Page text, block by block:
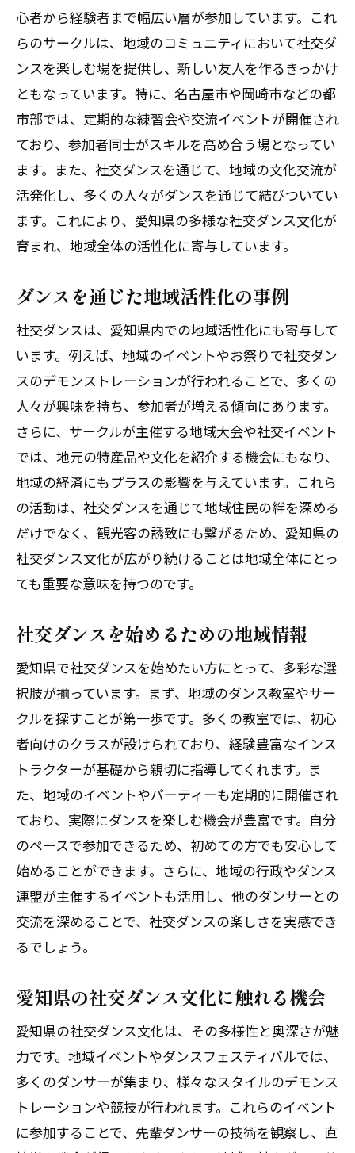
コミュニティの絆を深めるダンスの力
愛知県の学校での社交ダンス教育
地域密着型の社交ダンスクラブの活動
社交ダンスを通じた地域貢献の形
地域社会とのつながりを築くダンス文化
音楽と一体となる楽しさ愛知県の社交ダンス
の世界
社交ダンスで使用される音楽の特徴
音楽とステップの調和の重要性
愛知県の社交ダンスフェスティバル
ダンスによって表現される音楽の世界
愛知県の音楽とダンスの歴史的背景
愛知県で社交ダンスがもたらす新しい交流の
場を広げよう
社交ダンスを通じた地域交流の事例
愛知県のダンスイベント情報
新しい交流方法としての社交ダンス
社交ダンスが生む新たなコミュニティの
形
愛知県でのダンスによる文化交流の促進
社交ダンスがもたらす新たなネットワー
愛知県社交ダンスの歴史と未来へ向けた文化
の広がり
愛知県の社交ダンスの歴史的変遷
未来を見据えた社交ダンス文化の展望
社交ダンスが果たす文化的意義
愛知県における社交ダンスの進化
次世代に繋ぐ社交ダンスの魅力
社交ダンスが導く愛知の未来
心者から経験者まで幅広い層が参加しています。これ
らのサークルは、地域のコミュニティにおいて社交ダ
ンスを楽しむ場を提供し、新しい友人を作るきっかけ
ともなっています。特に、名古屋市や岡崎市などの都
市部では、定期的な練習会や交流イベントが開催され
ており、参加者同士がスキルを高め合う場となってい
ます。また、社交ダンスを通じて、地域の文化交流が
活発化し、多くの人々がダンスを通じて結びついてい
ます。これにより、愛知県の多様な社交ダンス文化が
育まれ、地域全体の活性化に寄与しています。
ダンスを通じた地域活性化の事例
社交ダンスは、愛知県内での地域活性化にも寄与して
います。例えば、地域のイベントやお祭りで社交ダン
スのデモンストレーションが行われることで、多くの
人々が興味を持ち、参加者が増える傾向にあります。
さらに、サークルが主催する地域大会や社交イベント
では、地元の特産品や文化を紹介する機会にもなり、
地域の経済にもプラスの影響を与えています。これら
の活動は、社交ダンスを通じて地域住民の絆を深める
だけでなく、観光客の誘致にも繋がるため、愛知県の
社交ダンス文化が広がり続けることは地域全体にとっ
ても重要な意味を持つのです。
社交ダンスを始めるための地域情報
愛知県で社交ダンスを始めたい方にとって、多彩な選
択肢が揃っています。まず、地域のダンス教室やサー
クルを探すことが第一歩です。多くの教室では、初心
者向けのクラスが設けられており、経験豊富なインス
トラクターが基礎から親切に指導してくれます。ま
た、地域のイベントやパーティーも定期的に開催され
ており、実際にダンスを楽しむ機会が豊富です。自分
のペースで参加できるため、初めての方でも安心して
始めることができます。さらに、地域の行政やダンス
連盟が主催するイベントも活用し、他のダンサーとの
交流を深めることで、社交ダンスの楽しさを実感でき
るでしょう。
愛知県の社交ダンス文化に触れる機会
愛知県の社交ダンス文化は、その多様性と奥深さが魅
力です。地域イベントやダンスフェスティバルでは、
多くのダンサーが集まり、様々なスタイルのデモンス
トレーションや競技が行われます。これらのイベント
に参加することで、先輩ダンサーの技術を観察し、直